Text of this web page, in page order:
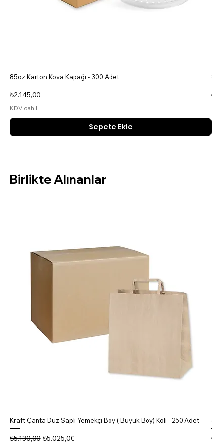
85oz Karton Kova Kapağı - 300 Adet
Fiyat
₺2.145,00
KDV dahil
Sepete Ekle
Birlikte Alınanlar
Kraft Çanta Düz Saplı Yemekçi Boy ( Büyük Boy) Koli - 250 Adet
Normal Fiyat
₺5.130,00 İndirimli Fiyat
₺5.025,00